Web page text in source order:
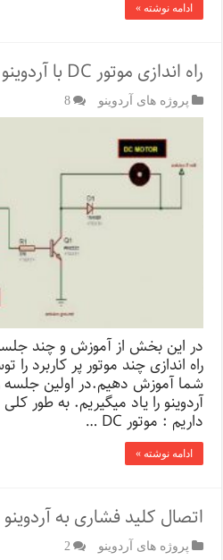
ادامه نوشته »
راه اندازی موتور DC با آردوینو
پروژه های آردوینو 8
در این بخش از آموزش و چند
آردوینو را یاد میگیریم. به طور
داریم : موتور DC …
ادامه نوشته »
اتصال کلید فشاری به آردوینو
پروژه های آردوینو 2